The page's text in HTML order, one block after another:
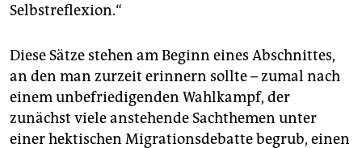
Selbstreflexion.“
Diese Sätze stehen am Beginn eines Abschnittes,
an den man zurzeit erinnern sollte – zumal nach
einem unbefriedigenden Wahlkampf, der
zunächst viele anstehende Sachthemen unter
einer hektischen Migrationsdebatte begrub, einen